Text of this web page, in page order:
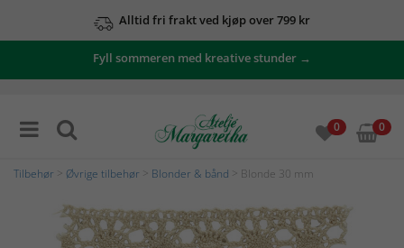
Alltid fri frakt ved kjøp over 799 kr
Fyll sommeren med kreative stunder →
0 0
Tilbehør Øvrige tilbehør Blonder & bånd > Blonde 30 mm